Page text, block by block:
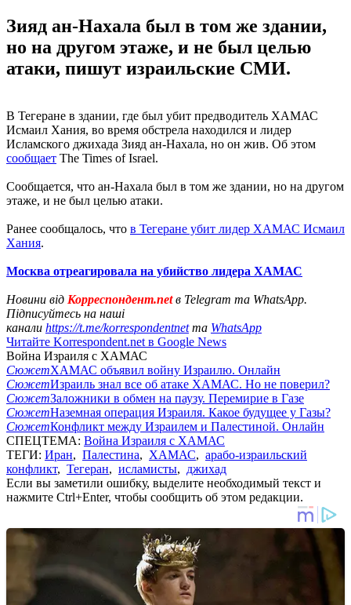
Зияд ан-Нахала был в том же здании,
но на другом этаже, и не был целью
атаки, пишут израильские СМИ.
В Тегеране в здании, где был убит предводитель ХАМАС
Исмаил Хания, во время обстрела находился и лидер
Исламского джихада Зияд ан-Нахала, но он жив. Об этом
сообщает The Times of Israel.
Сообщается, что ан-Нахала был в том же здании, но на другом
этаже, и не был целью атаки.
Ранее сообщалось, что в Тегеране убит лидер ХАМАС Исмаил
Хания.
Москва отреагировала на убийство лидера ХАМАС
Новини від Корреспондент.netв Telegram та WhatsApp.
Підписуйтесь на наші
канали https://t.me/korrespondentnetта WhatsApp
Читайте Korrespondent.net в Google News
Война Израиля с ХАМАС
СюжетХАМАС объявил войну Израилю. Онлайн
СюжетИзраиль знал все об атаке ХАМАС. Но не поверил?
СюжетЗаложники в обмен на паузу. Перемирие в Газе
СюжетНаземная операция Израиля. Какое будущее у Газы?
СюжетКонфликт между Израилем и Палестиной. Онлайн
СПЕЦТЕМА: Война Израиля с ХАМАС
ТЕГИ: Иран, Палестина, ХАМАС, арабо-израильский
конфликт, Тегеран, исламисты, джихад
Если вы заметили ошибку, выделите необходимый текст и
нажмите Ctrl+Enter, чтобы сообщить об этом редакции.